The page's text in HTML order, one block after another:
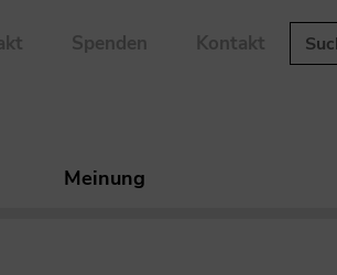
Spenden Kontakt
Meinung